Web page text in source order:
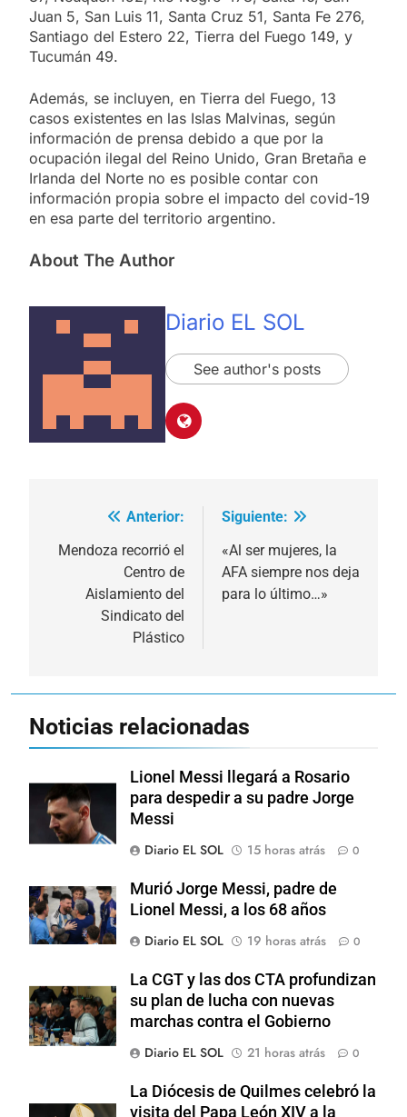
Juan 5, San Luis 11, Santa Cruz 51, Santa Fe 276,
Santiago del Estero 22, Tierra del Fuego 149, y
Tucumán 49.
Además, se incluyen, en Tierra del Fuego, 13
casos existentes en las Islas Malvinas, según
información de prensa debido a que por la
ocupación ilegal del Reino Unido, Gran Bretaña e
Irlanda del Norte no es posible contar con
información propia sobre el impacto del covid-19
en esa parte del territorio argentino.
About The Author
Diario EL SOL
See author's posts
Navegación
de
entradas
Anterior:
Mendoza recorrió el
Centro de
Aislamiento del
Sindicato del
Plástico
Siguiente:
«Al ser mujeres, la
AFA siempre nos deja
para lo último…»
Noticias relacionadas
Lionel Messi llegará a Rosario
para despedir a su padre Jorge
Messi
Diario EL SOL
15 horas atrás 0
Murió Jorge Messi, padre de
Lionel Messi, a los 68 años
Diario EL SOL
19 horas atrás 0
La CGT y las dos CTA profundizan
su plan de lucha con nuevas
marchas contra el Gobierno
Diario EL SOL
21 horas atrás 0
La Diócesis de Quilmes celebró la
visita del Papa León XIV a la